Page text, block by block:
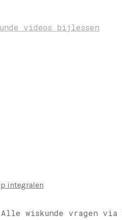
videos bijlessen
integralen
Alle wiskunde vragen via